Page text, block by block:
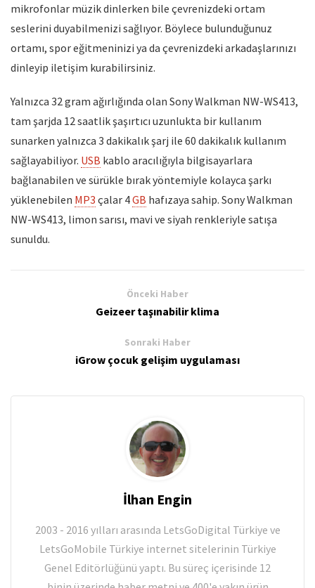
mikrofonlar müzik dinlerken bile çevrenizdeki ortam
seslerini duyabilmenizi sağlıyor. Böylece bulunduğunuz
ortamı, spor eğitmeninizi ya da çevrenizdeki arkadaşlarınızı
dinleyip iletişim kurabilirsiniz.
Yalnızca 32 gram ağırlığında olan Sony Walkman NW-WS413,
tam şarjda 12 saatlik şaşırtıcı uzunlukta bir kullanım
sunarken yalnızca 3 dakikalık şarj ile 60 dakikalık kullanım
sağlayabiliyor. USB kablo aracılığıyla bilgisayarlara
bağlanabilen ve sürükle bırak yöntemiyle kolayca şarkı
yüklenebilen MP3 çalar 4GB hafızaya sahip. Sony Walkman
NW-WS413, limon sarısı, mavi ve siyah renkleriyle satışa
sunuldu.
Önceki Haber
Geizeer taşınabilir klima
Sonraki Haber
iGrow çocuk gelişim uygulaması
İlhan Engin
2003 - 2016 yılları arasında LetsGoDigital Türkiye ve
LetsGoMobile Türkiye internet sitelerinin Türkiye
Genel Editörlüğünü yaptı. Bu süreç içerisinde 12